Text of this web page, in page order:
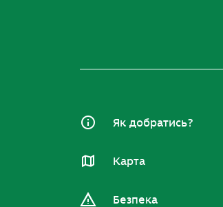
Як добратись?
Карта
Безпека